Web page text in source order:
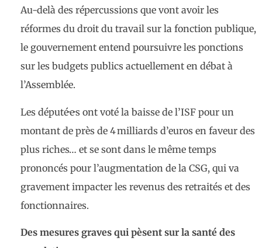
Au-delà des répercussions que vont avoir les
réformes du droit du travail sur la fonction publique,
le gouvernement entend poursuivre les ponctions
sur les budgets publics actuellement en débat à
l’Assemblée.
Les député·e·s ont voté la baisse de l’ISF pour un
montant de près de 4 milliards d’euros en faveur des
plus riches… et se sont dans le même temps
prononcés pour l’augmentation de la CSG, qui va
gravement impacter les revenus des retraités et des
fonctionnaires.
Des mesures graves qui pèsent sur la santé des